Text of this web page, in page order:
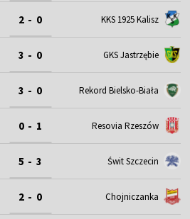
2 - 0 KKS 1925 Kalisz
3 - 0 GKS Jastrzębie
3 - 0 Rekord Bielsko-Biała
0 - 1 Resovia Rzeszów
5 - 3 Świt Szczecin
2 - 0 Chojniczanka